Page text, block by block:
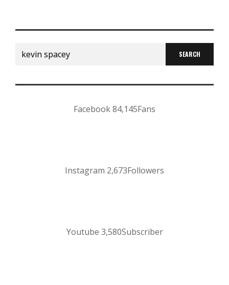
Search
for:
Facebook84,145Fans
Instagram 2,673Followers
Youtube 3,580Subscriber